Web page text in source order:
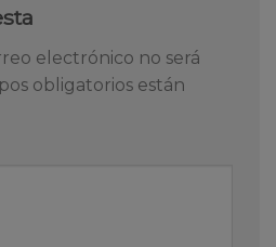
electrónico no será
obligatorios están